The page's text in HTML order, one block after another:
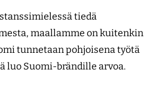
tiedä
maallamme on kuitenkin
tunnetaan pohjoisena työtä
luo Suomi-brändille arvoa.